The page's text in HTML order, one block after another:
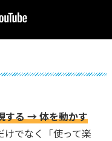
する → 体を動かす
けでなく「使って楽